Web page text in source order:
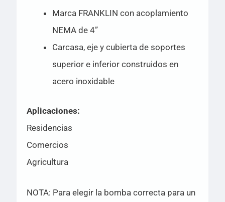
Marca FRANKLIN con acoplamiento
NEMA de 4”
Carcasa, eje y cubierta de soportes
superior e inferior construidos en
acero inoxidable
Aplicaciones:
Residencias
Comercios
Agricultura
NOTA: Para elegir la bomba correcta para un